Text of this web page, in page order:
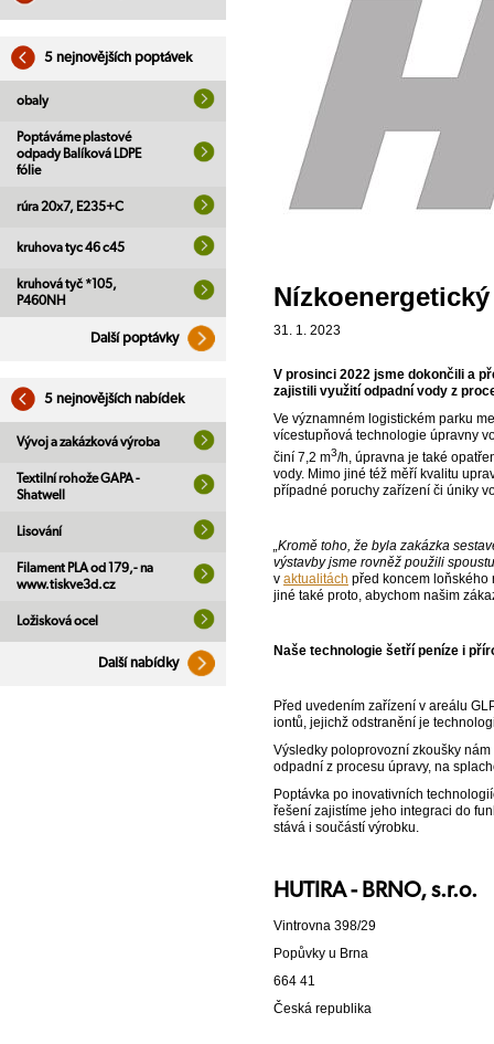
5 nejnovějších poptávek
obaly
Poptáváme plastové
odpady Balíková LDPE
fólie
rúra 20x7, E235+C
kruhova tyc 46 c45
kruhová tyč *105,
P460NH
Další poptávky
5 nejnovějších nabídek
Vývoj a zakázková výroba
Textilní rohože GAPA -
Shatwell
Lisování
Filament PLA od 179,- na
www.tiskve3d.cz
Ložisková ocel
Další nabídky
31. 1. 2023
V prosinci 2022 jsme dokončili a
zajistili využití odpadní vody z
Ve významném logistickém parku
vícestupňová technologie úpravny
činí 7,2 m3/h, úpravna je také
vody. Mimo jiné též měří kvalitu
případné poruchy zařízení či úniky
„Kromě toho, že byla zakázka
výstavby jsme rovněž použili
v aktualitách před koncem
jiné také proto, abychom našim
Naše technologie šetří peníze i
Před uvedením zařízení v areálu
iontů, jejichž odstranění je
Výsledky poloprovozní zkoušky
odpadní z procesu úpravy, na
Poptávka po inovativních
řešení zajistíme jeho integraci do
stává i součástí výrobku.
HUTIRA - BRNO, s.r.o.
Vintrovna 398/29
Popůvky u Brna
664 41
Česká republika